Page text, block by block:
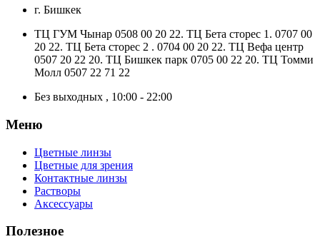
г. Бишкек
ТЦ ГУМ Чынар 0508 00 20 22. ТЦ Бета сторес 1. 0707 00
20 22. ТЦ Бета сторес 2 . 0704 00 20 22. ТЦ Вефа центр
0507 20 22 20. ТЦ Бишкек парк 0705 00 22 20. ТЦ Томми
Молл 0507 22 71 22
Без выходных , 10:00 - 22:00
Меню
Цветные линзы
Цветные для зрения
Контактные линзы
Растворы
Аксессуары
Полезное